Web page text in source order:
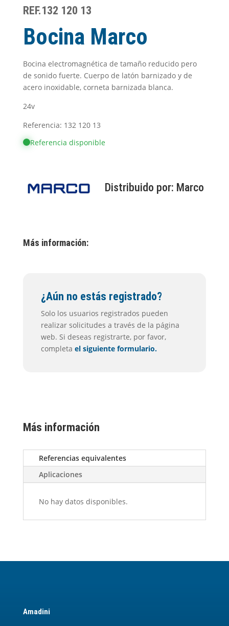
REF.132 120 13
Bocina Marco
Bocina electromagnética de tamaño reducido pero
de sonido fuerte. Cuerpo de latón barnizado y de
acero inoxidable, corneta barnizada blanca.
24v
Referencia: 132 120 13
Referencia disponible
Distribuido por: Marco
Más información:
¿Aún no estás registrado?
Solo los usuarios registrados pueden
realizar solicitudes a través de la página
web. Si deseas registrarte, por favor,
completa el siguiente formulario.
Más información
Referencias equivalentes
Aplicaciones
No hay datos disponibles.
Amadini